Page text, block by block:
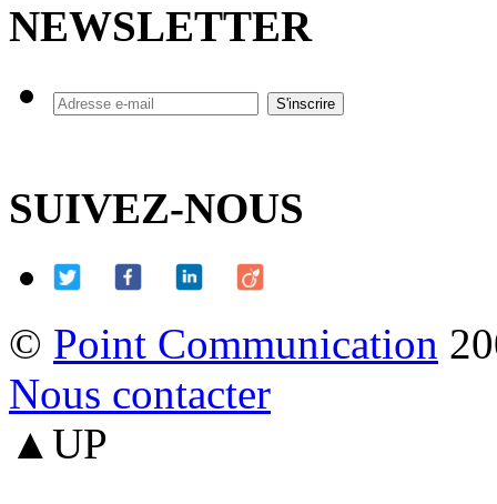
NEWSLETTER
SUIVEZ-NOUS
© Point Communication
Nous contacter
▲UP